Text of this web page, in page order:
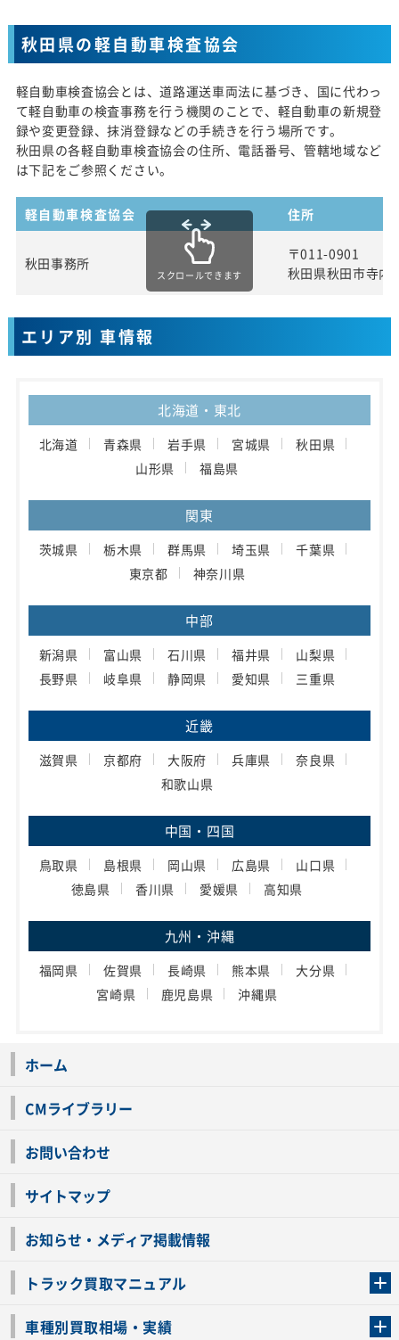
秋田県の軽自動車検査協会
軽自動車検査協会とは、道路運送車両法に基づき、国に代わっ
て軽自動車の検査事務を行う機関のことで、軽自動車の新規登
録や変更登録、抹消登録などの手続きを行う場所です。
秋田県の各軽自動車検査協会の住所、電話番号、管轄地域など
は下記をご参照ください。
軽自動車検査協会 住所
秋田事務所
〒011-0901
秋田県秋田市寺内
スクロールできます
エリア別 車情報
北海道・東北
北海道 青森県 岩手県 宮城県
秋田県
山形県
福島県
関東
茨城県 栃木県 群馬県 埼玉県
千葉県
東京都
神奈川県
中部
新潟県 富山県 石川県 福井県
山梨県
長野県
岐阜県 静岡県 愛知県 三重県
近畿
滋賀県 京都府 大阪府 兵庫県
奈良県
和歌山県
中国・四国
鳥取県 島根県 岡山県 広島県
山口県
徳島県
香川県 愛媛県 高知県
九州・沖縄
福岡県 佐賀県 長崎県 熊本県
大分県
宮崎県
鹿児島県 沖縄県
ホーム
CMライブラリー
お問い合わせ
サイトマップ
お知らせ・メディア掲載情報
トラック買取マニュアル
車種別買取相場・実績